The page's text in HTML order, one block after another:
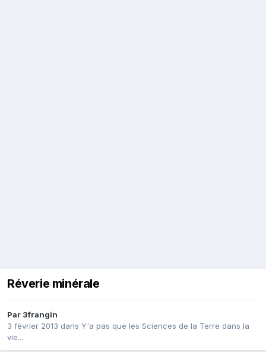
Réverie minérale
Par 3frangin
3 février 2013 dans Y'a pas que les Sciences de la Terre dans la
vie...